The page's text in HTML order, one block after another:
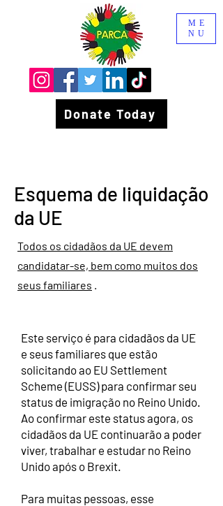
Donate Today
ME
NU
Esquema de liquidação
da UE
Todos os cidadãos da UE devem
candidatar-se, bem como muitos dos
seus familiares .
Este serviço é para cidadãos da UE
e seus familiares que estão
solicitando ao EU Settlement
Scheme (EUSS) para confirmar seu
status de imigração no Reino Unido.
Ao confirmar este status agora, os
cidadãos da UE continuarão a poder
viver, trabalhar e estudar no Reino
Unido após o Brexit.
Para muitas pessoas, esse